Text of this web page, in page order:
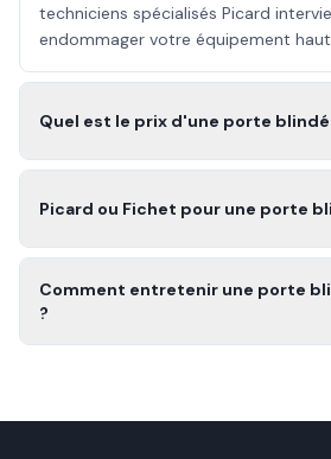
techniciens spécialisés Picard
endommager votre équipement
Quel est le prix d'une porte
Picard ou Fichet pour une porte
Comment entretenir une porte
?